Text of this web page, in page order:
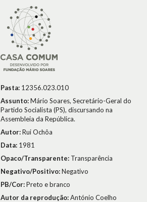
Pasta: 12356.023.010
Assunto:Mário Soares, Secretário-Geral do
Partido Socialista (PS), discursando na
Assembleia da República.
Autor:Rui Ochôa
Data: 1981
Opaco/Transparente: Transparência
Negativo/Positivo:Negativo
PB/Cor:Preto e branco
Autor da reprodução:António Coelho